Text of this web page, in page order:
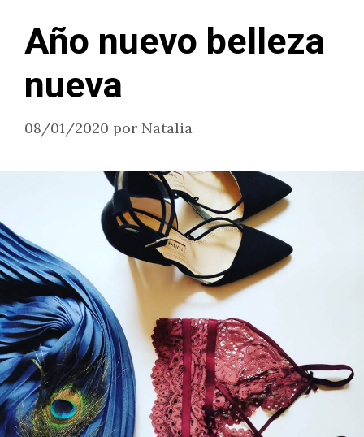
Año nuevo belleza
nueva
08/01/2020 por Natalia